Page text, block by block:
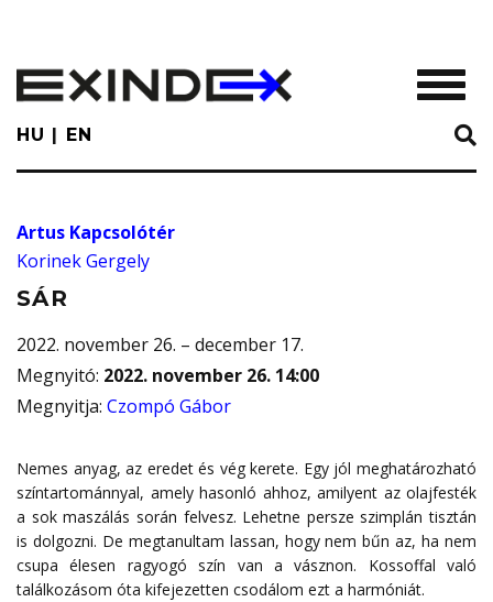
main
content
HU EN
Artus Kapcsolótér
Korinek Gergely
SÁR
2022. november 26. – december 17.
Megnyitó: 2022. november 26. 14:00
Megnyitja: Czompó Gábor
Nemes anyag, az eredet és vég kerete. Egy jól meghatározható
színtartománnyal, amely hasonló ahhoz, amilyent az olajfesték
a sok maszálás során felvesz. Lehetne persze szimplán tisztán
is dolgozni. De megtanultam lassan, hogy nem bűn az, ha nem
csupa élesen ragyogó szín van a vásznon. Kossoffal való
találkozásom óta kifejezetten csodálom ezt a harmóniát.